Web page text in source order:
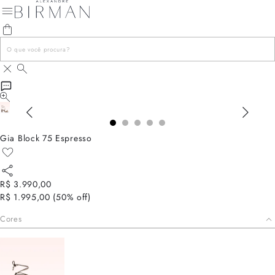
Gia Block 75 Espresso
R$ 3.990,00
R$ 1.995,00 (50% off)
Cores